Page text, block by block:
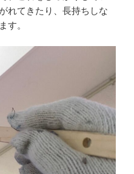
れてきたり、長持ちしな
す。